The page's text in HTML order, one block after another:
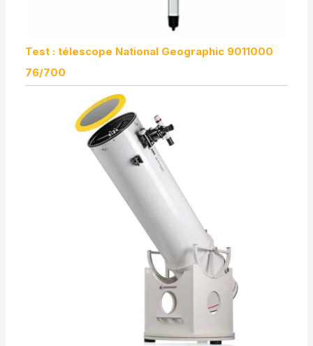
Test : télescope National Geographic 9011000
76/700